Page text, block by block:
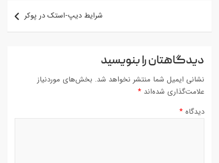
شرایط دیپ-استک در پوکر
دیدگاهتان را بنویسید
نشانی ایمیل شما منتشر نخواهد شد. بخش‌های موردنیاز
علامت‌گذاری شده‌اند *
دیدگاه *